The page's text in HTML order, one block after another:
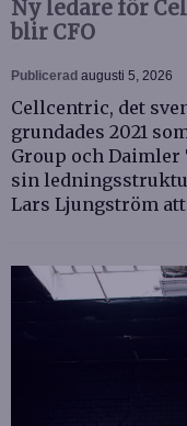
Ny ledare för
blir CFO
Publicerad augusti 5, 2026
Cellcentric, det
grundades 2021
Group och
sin
Lars Ljungström